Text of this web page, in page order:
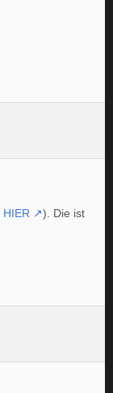
HIER
). Die ist